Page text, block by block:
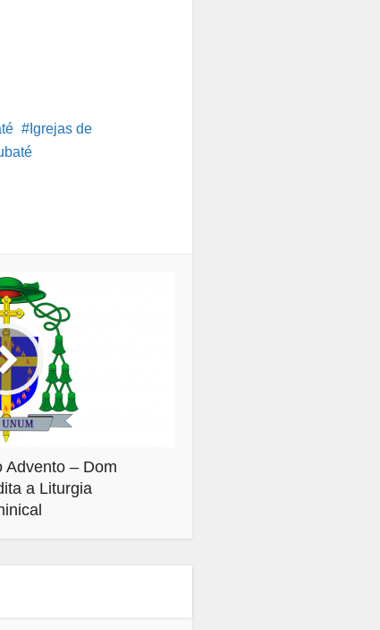
Igrejas de
Advento – Dom
a Liturgia